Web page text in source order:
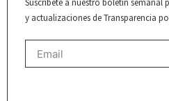
Suscríbete a nuestro boletín semanal
y actualizaciones de Transparencia